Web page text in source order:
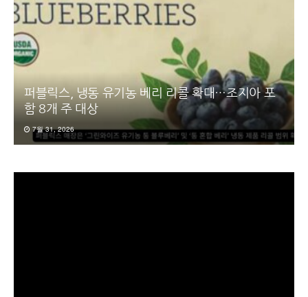
퍼블릭스, 냉동 유기농 베리 리콜 확대…조지아 포
함 8개 주 대상
7월 31, 2026